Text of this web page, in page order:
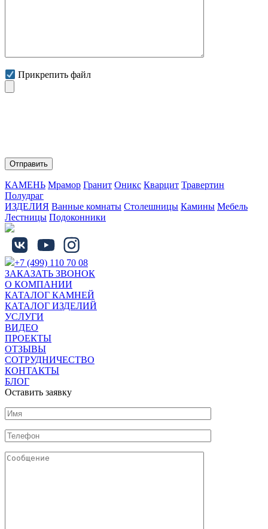
Прикрепить файл
КАМЕНЬ Мрамор Гранит Оникс Кварцит Травертин
Полудраг
ИЗДЕЛИЯ Ванные комнаты Столешницы Камины Мебель
Лестницы Подоконники
+7 (499) 110 70 08
ЗАКАЗАТЬ ЗВОНОК
О КОМПАНИИ
КАТАЛОГ КАМНЕЙ
КАТАЛОГ ИЗДЕЛИЙ
УСЛУГИ
ВИДЕО
ПРОЕКТЫ
ОТЗЫВЫ
СОТРУДНИЧЕСТВО
КОНТАКТЫ
БЛОГ
Оставить заявку